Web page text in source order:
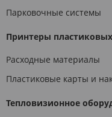
Парковочные системы
Принтеры
Расходные материалы
Пластиковые карты и
Тепловизионное